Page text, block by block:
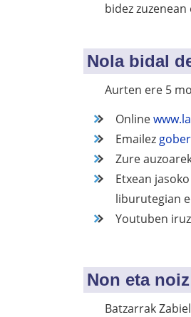
bidez
Nola bidal
Aurten ere 5
Online
Emailez
Zure
Etxean
liburutegian
Youtuben
Non eta
Batzarrak